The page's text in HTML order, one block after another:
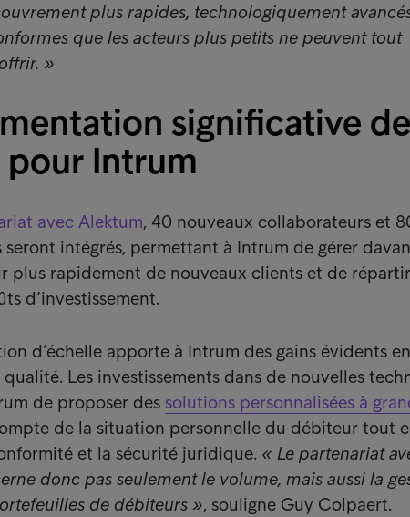
plus rapides, technologiquement
que les acteurs plus petits ne peuvent tout
»
significative de
pour Intrum
avec Alektum, 40 nouveaux collaborateurs et
intégrés, permettant à Intrum de gérer
plus rapidement de nouveaux clients et de
d’investissement.
d’échelle apporte à Intrum des gains évidents
Les investissements dans de nouvelles
de proposer des solutions personnalisées à
de la situation personnelle du débiteur tout
et la sécurité juridique. « Le partenariat
donc pas seulement le volume, mais aussi la
de débiteurs », souligne Guy Colpaert.